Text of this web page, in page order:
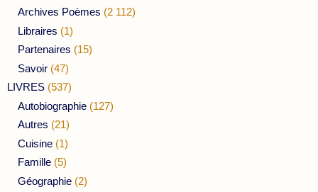
Archives Poèmes (2 112)
Libraires (1)
Partenaires (15)
Savoir (47)
LIVRES (537)
Autobiographie (127)
Autres (21)
Cuisine (1)
Famille (5)
Géographie (2)